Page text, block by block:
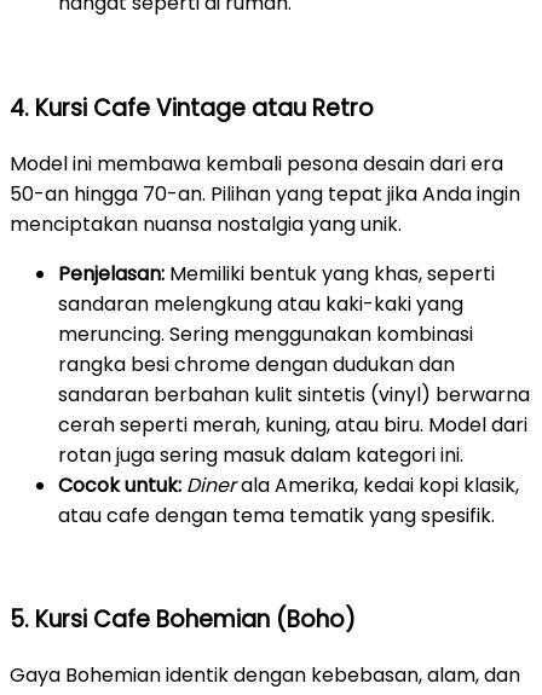
4. Kursi Cafe Vintage atau Retro
Model ini membawa kembali pesona desain dari era
50-an hingga 70-an. Pilihan yang tepat jika Anda ingin
menciptakan nuansa nostalgia yang unik.
Penjelasan: Memiliki bentuk yang khas, seperti
sandaran melengkung atau kaki-kaki yang
meruncing. Sering menggunakan kombinasi
rangka besi chrome dengan dudukan dan
sandaran berbahan kulit sintetis (vinyl) berwarna
cerah seperti merah, kuning, atau biru. Model dari
rotan juga sering masuk dalam kategori ini.
Cocok untuk: Dinerala Amerika, kedai kopi klasik,
atau cafe dengan tema tematik yang spesifik.
5. Kursi Cafe Bohemian (Boho)
Gaya Bohemian identik dengan kebebasan, alam, dan